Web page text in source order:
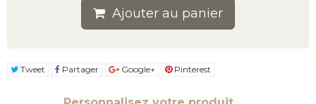
Ajouter au panier
Tweet Partager Google+ Pinterest